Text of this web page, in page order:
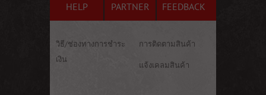
HELP PARTNER FEEDBACK
วิธี/ช่องทางการชำระ
เงิน
การติดตามสินค้า
แจ้งเคลมสินค้า